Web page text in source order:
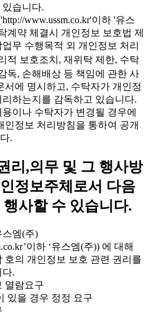
습니다.
www.ussm.co.kr'이하 '유스
계약 체결시 개인정보 보호법 제
무 수행목적 외 개인정보 처리
적 보호조치, 재위탁 제한, 수탁
독, 손해배상 등 책임에 관한 사
서에 명시하고, 수탁자가 개인정
리하는지를 감독하고 있습니다.
이나 수탁자가 변경될 경우에
인정보 처리방침을 통하여 공개
.
리,의무 및 그 행사방
정보주체로서 다음
사할 수 있습니다.
엠(주)
이하 ‘유스엠(주)) 에 대해
호의 개인정보 보호 관련 권리를
다.
열람요구
있을 경우 정정 요구